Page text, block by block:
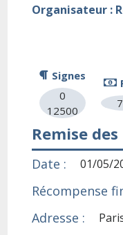
Organisateur :
Signes
0
12500
Remise
Date : 01/05/
Récompense
Adresse :